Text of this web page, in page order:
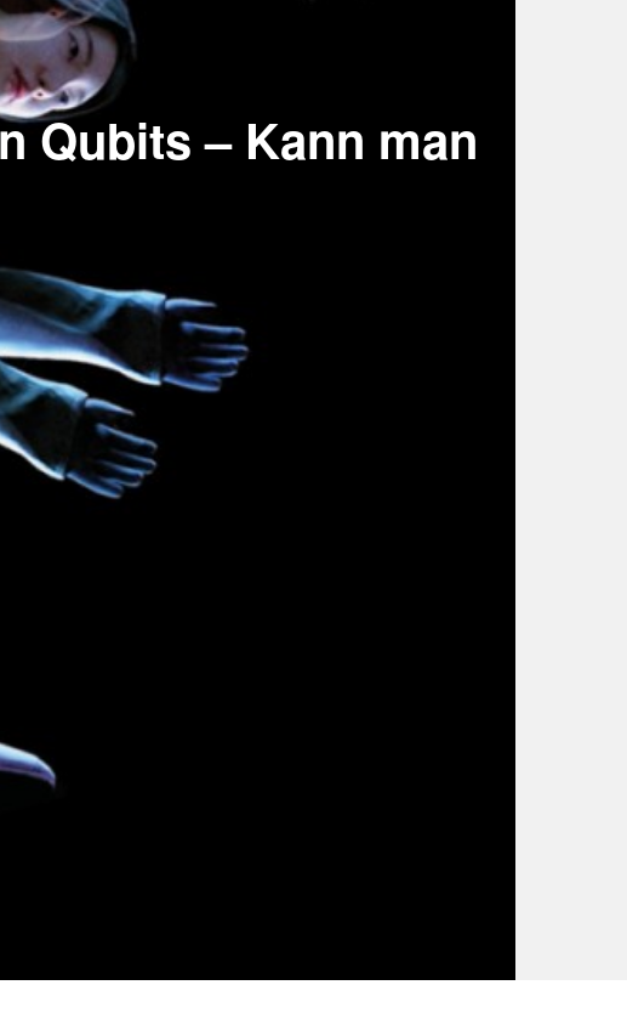
Qubits – Kann man